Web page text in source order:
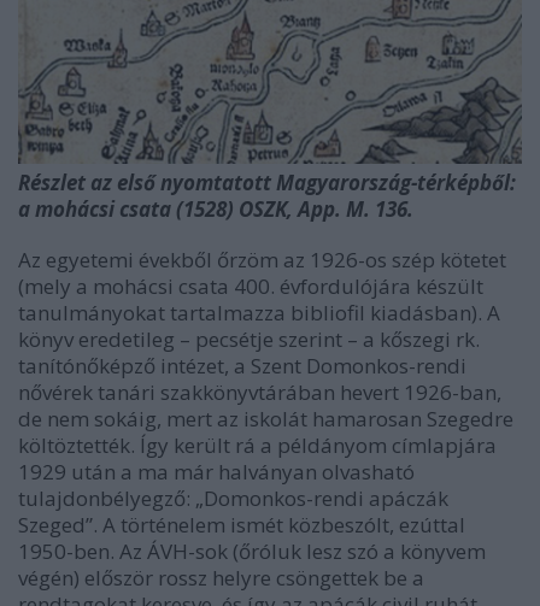
Részlet az első nyomtatott Magyarország-térképből:
a mohácsi csata (1528) OSZK, App. M. 136.
Az egyetemi évekből őrzöm az 1926-os szép kötetet
(mely a mohácsi csata 400. évfordulójára készült
tanulmányokat tartalmazza bibliofil kiadásban). A
könyv eredetileg – pecsétje szerint – a kőszegi rk.
tanítónőképző intézet, a Szent Domonkos-rendi
nővérek tanári szakkönyvtárában hevert 1926-ban,
de nem sokáig, mert az iskolát hamarosan Szegedre
költöztették. Így került rá a példányom címlapjára
1929 után a ma már halványan olvasható
tulajdonbélyegző: „Domonkos-rendi apáczák
Szeged”. A történelem ismét közbeszólt, ezúttal
1950-ben. Az ÁVH-sok (őróluk lesz szó a könyvem
végén) először rossz helyre csöngettek be a